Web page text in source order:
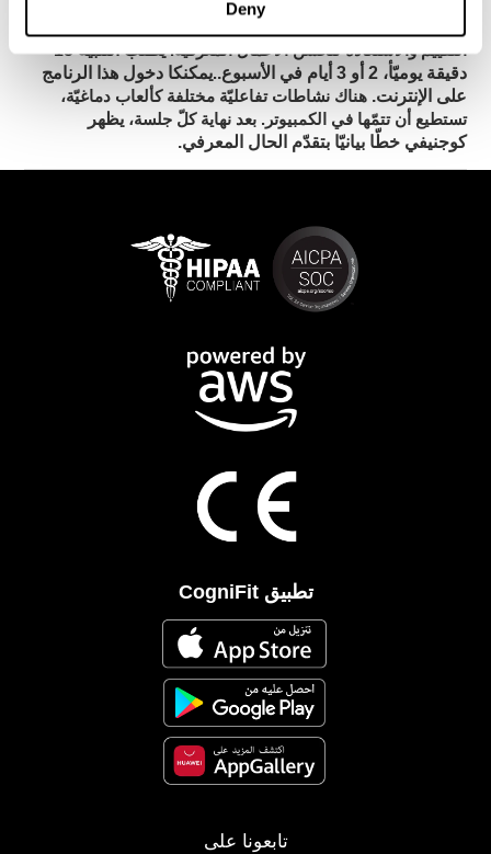
Deny
التقييم والاستعادة لتحسّن الأعمال المعرفيّة.
يطلب التنبيه 15
دقيقة يوميّأ، 2 أو 3 أيام في الأسبوع.
.يمكنكا دخول هذا الرنامج
على الإنترنت. هناك نشاطات تفاعليّة مختلفة كألعاب دماغيّة،
تستطيع أن تتمّها في الكمبيوتر. بعد نهاية كلّ جلسة،يظهر
كوجنيفي خطّا بيانيّا بتقدّم الحال المعرفي.
تطبيق CogniFit
تابعونا على